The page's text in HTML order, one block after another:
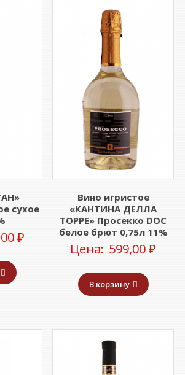
сухое
₽
Вино игристое
«КАНТИНА ДЕЛЛА
ТОРРЕ» Просекко DOC
белое брют 0,75л 11%
Цена: 599,00₽
В корзину